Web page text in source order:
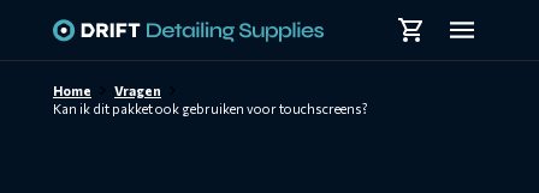
Home
Vragen
Kan ik dit pakket ook gebruiken voor touchscreens?